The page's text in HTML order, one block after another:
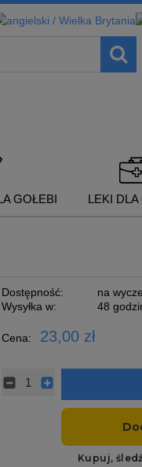
GOŁEBI LEKI DLA
Dostępność:
na
Wysyłka w:
48
Cena: 23,00 zł